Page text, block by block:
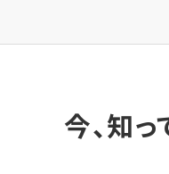
今、知